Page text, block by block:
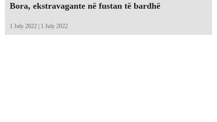
Bora, ekstravagante në fustan të bardhë
1 July 2022 | 1 July 2022